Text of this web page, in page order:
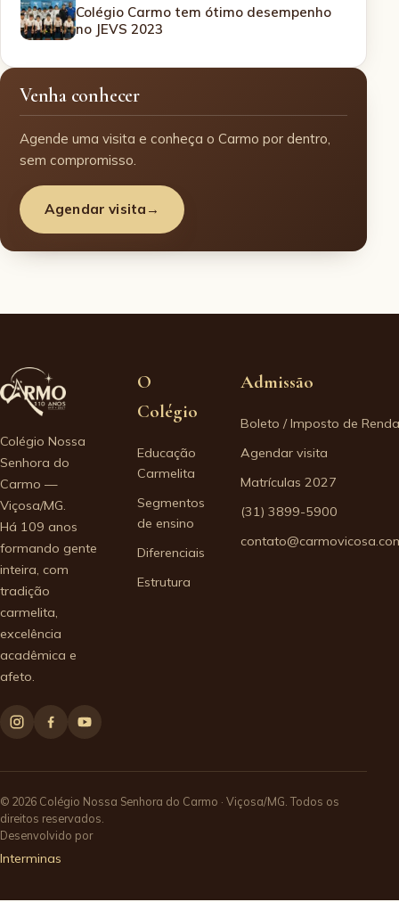
Colégio Carmo tem ótimo desempenho
no JEVS 2023
Venha conhecer
Agende uma visita e conheça o Carmo por dentro,
sem compromisso.
Agendar visita →
Colégio Nossa
Senhora do
Carmo —
Viçosa/MG.
Há 109 anos
formando gente
inteira, com
tradição
carmelita,
excelência
acadêmica e
afeto.
O
Colégio
Educação
Carmelita
Segmentos
de ensino
Diferenciais
Estrutura
Admissão
Boleto / Imposto de Renda
Agendar visita
Matrículas 2027
(31) 3899-5900
© 2026 Colégio Nossa Senhora do Carmo · Viçosa/MG. Todos os
direitos reservados.
Desenvolvido por
Interminas